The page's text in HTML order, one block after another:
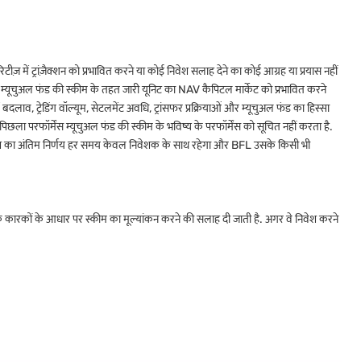
में ट्रांज़ैक्शन को प्रभावित करने या कोई निवेश सलाह देने का कोई आग्रह या प्रयास नहीं
फंड की स्कीम के तहत जारी यूनिट का NAV कैपिटल मार्केट को प्रभावित करने
ट्रेडिंग वॉल्यूम, सेटलमेंट अवधि, ट्रांसफर प्रक्रियाओं और म्यूचुअल फंड का हिस्सा
परफॉर्मेंस म्यूचुअल फंड की स्कीम के भविष्य के परफॉर्मेंस को सूचित नहीं करता है.
का अंतिम निर्णय हर समय केवल निवेशक के साथ रहेगा और BFL उसके किसी भी
के आधार पर स्कीम का मूल्यांकन करने की सलाह दी जाती है. अगर वे निवेश करने